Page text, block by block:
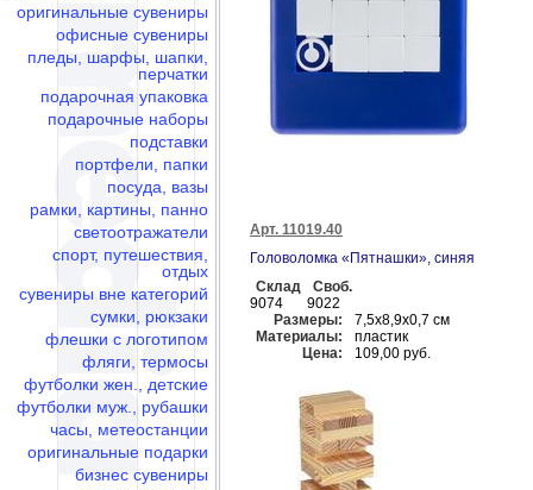
оригинальные сувениры
офисные сувениры
пледы, шарфы, шапки,
перчатки
подарочная упаковка
подарочные наборы
подставки
портфели, папки
посуда, вазы
рамки, картины, панно
светоотражатели
спорт, путешествия,
отдых
сувениры вне категорий
сумки, рюкзаки
флешки c логотипом
фляги, термосы
футболки жен., детские
футболки муж., рубашки
часы, метеостанции
оригинальные подарки
бизнес сувениры
Арт. 11019.40
Головоломка «Пятнашки», синяя
Склад
Своб.
9074
9022
Размеры:
7,5х8,9х0,7 см
Материалы:
пластик
Цена:
109,00 руб.